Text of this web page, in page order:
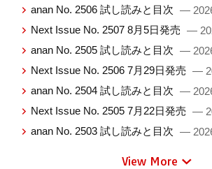
anan No. 2506 試し読みと目次 —
Next Issue No. 2507 8月5日発売 —
anan No. 2505 試し読みと目次 —
Next Issue No. 2506 7月29日発売 —
anan No. 2504 試し読みと目次 —
Next Issue No. 2505 7月22日発売 —
anan No. 2503 試し読みと目次 —
View More